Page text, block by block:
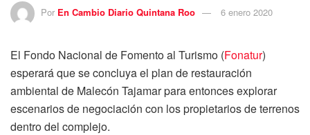
Por En Cambio Diario Quintana Roo 6 enero 2020
El Fondo Nacional de Fomento al Turismo (Fonatur)
esperará que se concluya el plan de restauración
ambiental de Malecón Tajamar para entonces explorar
escenarios de negociación con los propietarios de terrenos
dentro del complejo.